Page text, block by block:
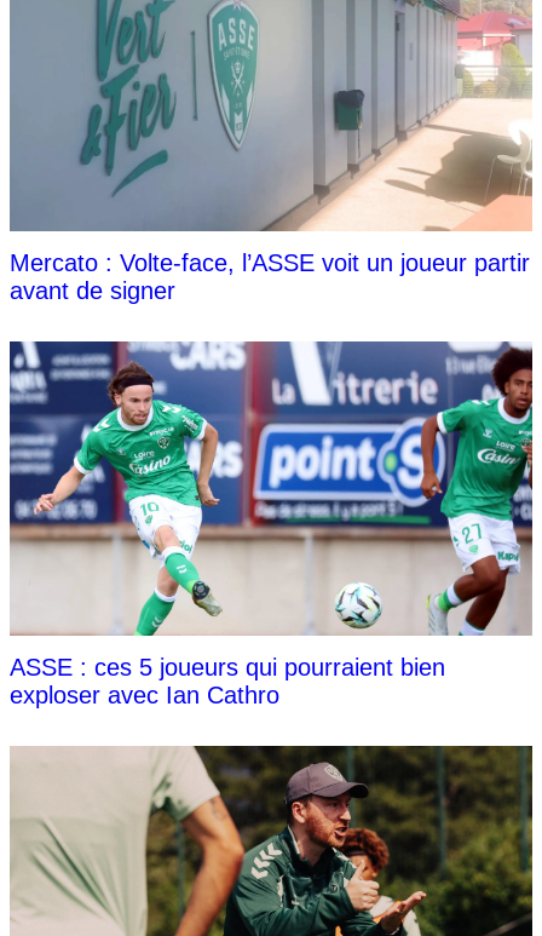
Mercato : Volte-face, l’ASSE voit un joueur partir
avant de signer
ASSE : ces 5 joueurs qui pourraient bien
exploser avec Ian Cathro